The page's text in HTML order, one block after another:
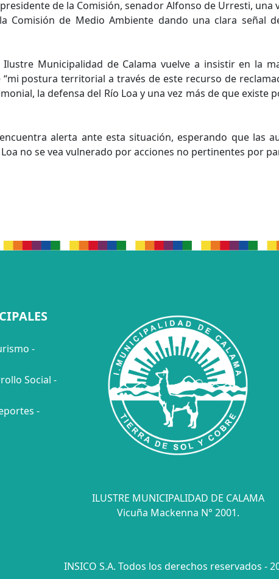
de la Comisión, senador Alfonso de Urresti,
Comisión de Medio Ambiente dando una clara señal
Municipalidad de Calama vuelve a insistir en la
postura territorial a través de este recurso de
la defensa del Río Loa y una vez más de que existe
alerta ante esta situación, esperando que las
no se vea vulnerado por acciones no pertinentes por
-
Social -
-
ILUSTRE MUNICIPALIDAD DE CALAMA
Vicuña Mackenna N° 2001.
INSICO S.A. Todos los derechos reservados -